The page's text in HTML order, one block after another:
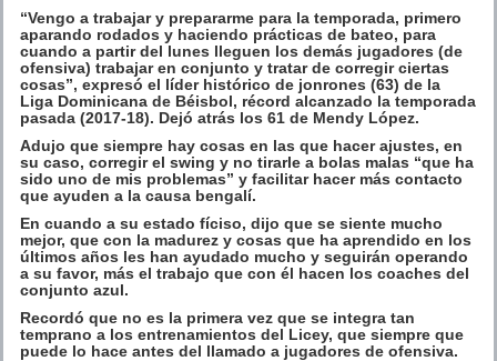
“Vengo a trabajar y prepararme para la temporada, primero
aparando rodados y haciendo prácticas de bateo, para
cuando a partir del lunes lleguen los demás jugadores (de
ofensiva) trabajar en conjunto y tratar de corregir ciertas
cosas”, expresó el líder histórico de jonrones (63) de la
Liga Dominicana de Béisbol, récord alcanzado la temporada
pasada (2017-18). Dejó atrás los 61 de Mendy López.
Adujo que siempre hay cosas en las que hacer ajustes, en
su caso, corregir el swing y no tirarle a bolas malas “que ha
sido uno de mis problemas” y facilitar hacer más contacto
que ayuden a la causa bengalí.
En cuando a su estado fíciso, dijo que se siente mucho
mejor, que con la madurez y cosas que ha aprendido en los
últimos años les han ayudado mucho y seguirán operando
a su favor, más el trabajo que con él hacen los coaches del
conjunto azul.
Recordó que no es la primera vez que se integra tan
temprano a los entrenamientos del Licey, que siempre que
puede lo hace antes del llamado a jugadores de ofensiva.